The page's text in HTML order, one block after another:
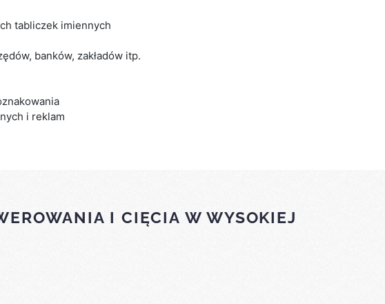
tabliczek imiennych
banków, zakładów itp.
i reklam
I CIĘCIA W WYSOKIEJ